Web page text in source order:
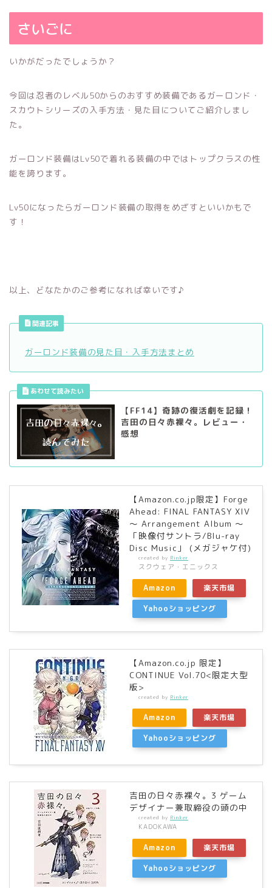
さいごに
いかがだったでしょうか？
今回は忍者のレベル50からのおすすめ装備であるガーロンド・
スカウトシリーズの入手方法・見た目についてご紹介しまし
た。
ガーロンド装備はLv50で着れる装備の中ではトップクラスの性
能を誇ります。
Lv50になったらガーロンド装備の取得をめざすといいかもで
す！
以上、どなたかのご参考になれば幸いです♪
関連記事
ガーロンド装備の見た目・入手方法まとめ
【FF14】奇跡の復活劇を記録！
吉田の日々赤裸々。レビュー・
感想
【Amazon.co.jp限定】Forge
Ahead: FINAL FANTASY XIV
～ Arrangement Album ～
「映像付サントラ/Blu-ray
Disc Music」 (メガジャケ付)
created by Rinker
スクウェア・エニックス
Amazon
楽天市場
Yahooショッピング
【Amazon.co.jp 限定】
CONTINUE Vol.70<限定大型
版>
created by Rinker
Amazon
楽天市場
Yahooショッピング
吉田の日々赤裸々。3 ゲーム
デザイナー兼取締役の頭の中
created by Rinker
KADOKAWA
Amazon
楽天市場
Yahooショッピング